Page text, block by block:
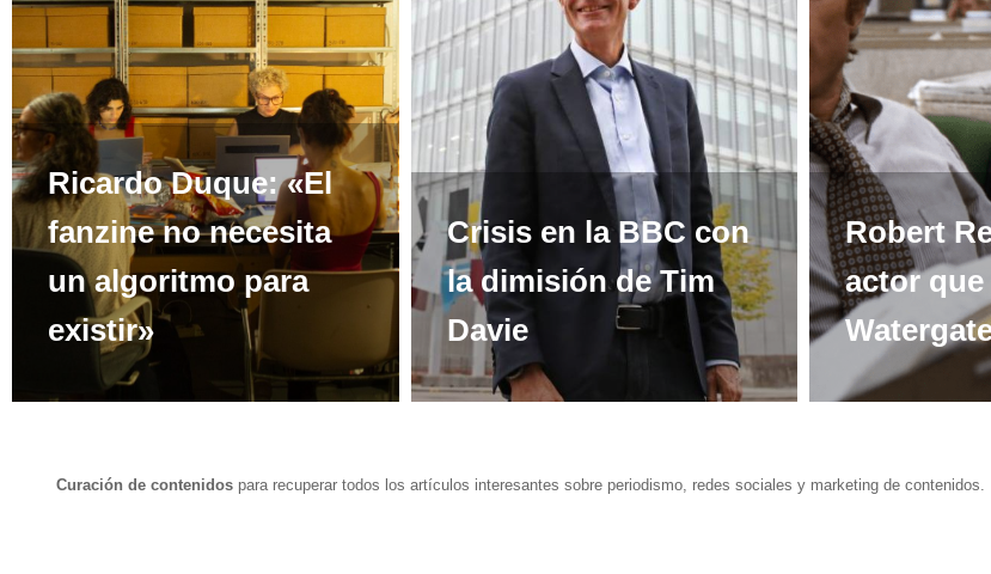
Ricardo Duque: «El
fanzine no necesita
un algoritmo para
existir»
Crisis en la BBC con
la dimisión de Tim
Davie
Robert
actor
Curación de contenidos para recuperar todos los artículos interesantes sobre periodismo, redes sociales y marketing de contenidos.